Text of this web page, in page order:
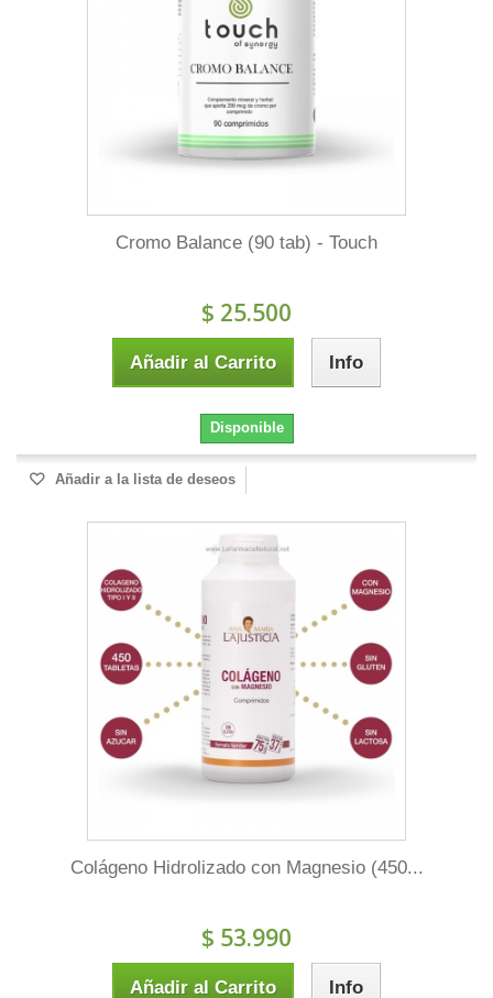
Cromo Balance (90 tab) - Touch
$ 25.500
Añadir al Carrito Info
Disponible
Añadir a la lista de deseos
Colágeno Hidrolizado con Magnesio (450...
$ 53.990
Añadir al Carrito Info